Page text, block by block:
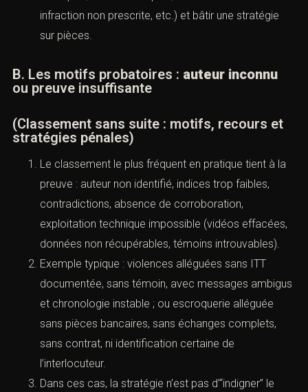
CPP). (Légifrance)
Dans ces hypothèses, “re-porter plainte” sans
effet : il faut traiter l’obstacle (qualification
correcte, date de départ, actes interruptifs,
bâtir une stratégie sur pièces.
B. Les motifs probatoires :auteur inconnu
ou preuve insuffisante
(Classement sans suite : motifs, recours et
stratégies pénales)
Le classement le plus fréquent en pratique tient à
la preuve : auteur non identifié, indices trop faibles,
contradictions, absence de corroboration,
exploitation technique impossible (vidéos
effacées, données non récupérables, témoins
introuvables).
Exemple typique : violences alléguées sans ITT